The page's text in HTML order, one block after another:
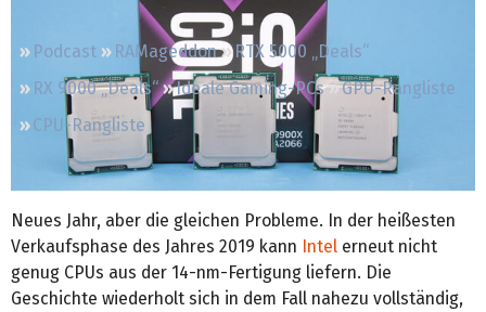
Podcast RAMageddon
RTX 5000 „Deals“
RX 9000 „Deals“
Ideale Gaming-PCs
GPU-Rangliste
CPU-Rangliste
Neues Jahr, aber die gleichen Probleme. In der heißesten
Verkaufsphase des Jahres 2019 kann Intel erneut nicht
genug CPUs aus der 14-nm-Fertigung liefern. Die
Geschichte wiederholt sich in dem Fall nahezu vollständig,